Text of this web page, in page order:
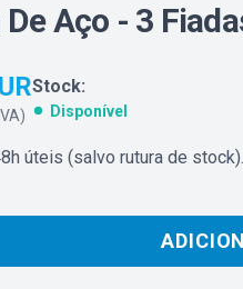
De Aço - 3
Stock:
Disponível
úteis (salvo rutura de